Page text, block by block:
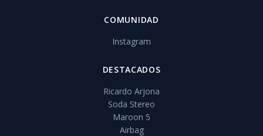
COMUNIDAD
Instagram
DESTACADOS
Ricardo Arjona
Soda Stereo
Maroon 5
Airbag